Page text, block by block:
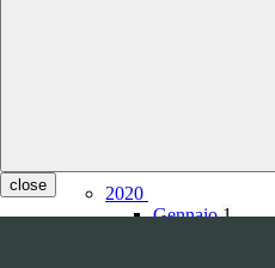
close
2020
Gennaio1